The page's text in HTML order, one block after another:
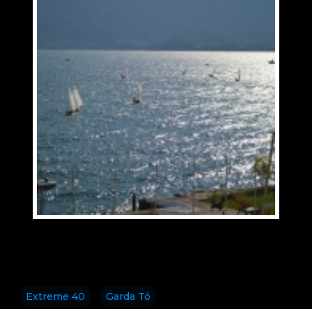
Extreme 40 Garda Tó